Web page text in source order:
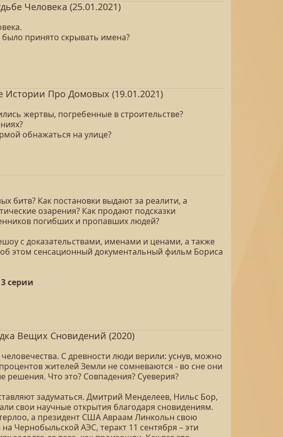
Человека (25.01.2021)
было принято скрывать имена?
Про Домовых (19.01.2021)
жертвы, погребенные в строительстве?
обнажаться на улице?
битв? Как постановки выдают за реалити, а
озарения? Как продают подсказки
погибших и пропавших людей?
с доказательствами, именами и ценами, а также
об этом сенсационный документальный фильм Бориса
3 серии
Вещих Сновидений (2020)
С древности люди верили: уснув, можно
жителей Земли не сомневаются - во сне они
Что это? Совпадения? Суеверия?
задуматься. Дмитрий Менделеев, Нильс Бор,
свои научные открытия благодаря сновидениям.
а президент США Авраам Линкольн свою
Чернобыльской АЭС, теракт 11 сентября – эти